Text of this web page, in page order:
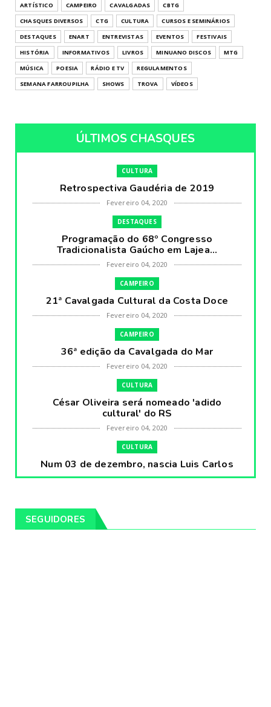
ARTÍSTICO CAMPEIRO CAVALGADAS
CBTG
CHASQUES DIVERSOS
CTG CULTURA
CURSOS E SEMINÁRIOS
DESTAQUES
ENART ENTREVISTAS EVENTOS
FESTIVAIS
HISTÓRIA
INFORMATIVOS LIVROS MINUANO DISCOS
MTG
MÚSICA
POESIA RÁDIO E TV
REGULAMENTOS
SEMANA FARROUPILHA
SHOWS TROVA VÍDEOS
ÚLTIMOS CHASQUES
CULTURA
Retrospectiva Gaudéria de 2019
Fevereiro 04, 2020
DESTAQUES
Programação do 68º Congresso
Tradicionalista Gaúcho em Lajea...
Fevereiro 04, 2020
CAMPEIRO
21ª Cavalgada Cultural da Costa Doce
Fevereiro 04, 2020
CAMPEIRO
36ª edição da Cavalgada do Mar
Fevereiro 04, 2020
CULTURA
César Oliveira será nomeado 'adido
cultural' do RS
Fevereiro 04, 2020
CULTURA
Num 03 de dezembro, nascia Luis Carlos
Prestes, o Cavaleiro ...
Pintores da Temática Gauchesca - parte
SEGUIDORES